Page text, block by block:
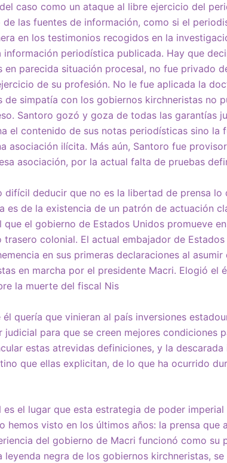
caso como un ataque al libre ejercicio del
las fuentes de información, como si el
en los testimonios recogidos en la
información periodística publicada. Hay que
en parecida situación procesal, no fue privado
de su profesión. No le fue aplicada la
de simpatía con los gobiernos kirchneristas no
Santoro gozó y goza de todas las garantías
el contenido de sus notas periodísticas sino la
asociación ilícita. Más aún, Santoro fue
asociación, por la actual falta de pruebas
difícil deducir que no es la libertad de prensa lo
es de la existencia de un patrón de actuación
que el gobierno de Estados Unidos promueve
colonial. El actual embajador de
en sus primeras declaraciones al
en marcha por el presidente Macri. Elogió el
la muerte del fiscal Nis
quería que vinieran al país inversiones
judicial para que se creen mejores condiciones
estas atrevidas definiciones, y la
que ellas explicitan, de lo que ha ocurrido
es el lugar que esta estrategia de poder
hemos visto en los últimos años: la prensa que
del gobierno de Macri funcionó como su
leyenda negra de los gobiernos kirchneristas,